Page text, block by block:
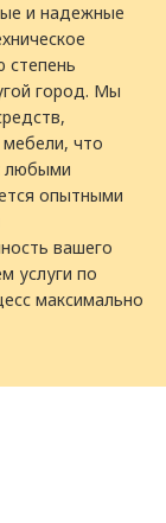
и надежные
степень
город. Мы
что
любыми
опытными
вашего
услуги по
максимально